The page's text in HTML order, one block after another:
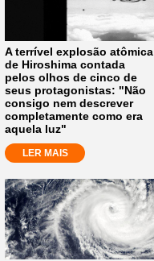
A terrível explosão atômica
de Hiroshima contada
pelos olhos de cinco de
seus protagonistas: "Não
consigo nem descrever
completamente como era
aquela luz"
LER MAIS